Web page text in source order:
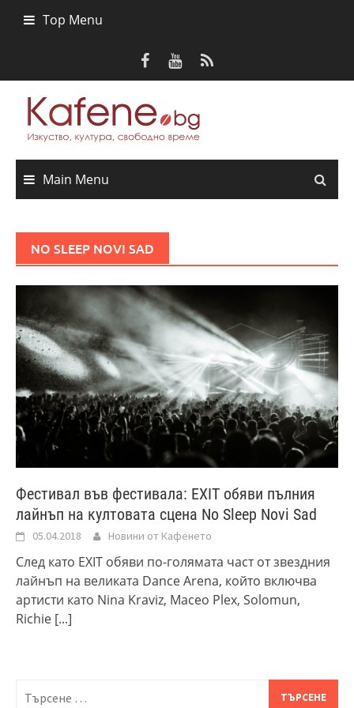
Top Menu
Main Menu
NO SLEEP NOVI SAD
Фестивал във фестивала: EXIT обяви пълния
лайнъп на култовата сцена No Sleep Novi Sad
05.04.2018 Новини от Кафенето
След като EXIT обяви по-голямата част от звездния
лайнъп на великата Dance Arena, който включва
артисти като Nina Kraviz, Maceo Plex, Solomun,
Richie [...]